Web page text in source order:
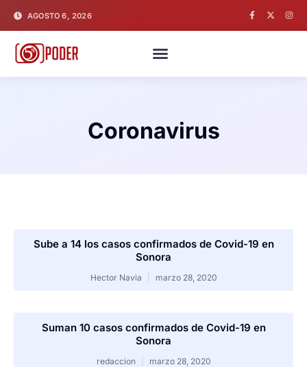
AGOSTO 6, 2026
Coronavirus
Sube a 14 los casos confirmados de Covid-19 en
Sonora
Hector Navia marzo 28, 2020
Suman 10 casos confirmados de Covid-19 en
Sonora
redaccion marzo 28, 2020